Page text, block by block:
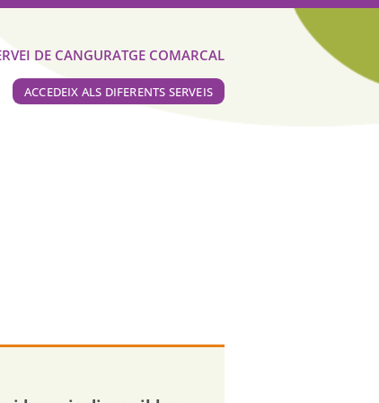
DE CANGURATGE COMARCAL
ACCEDEIX ALS DIFERENTS SERVEIS